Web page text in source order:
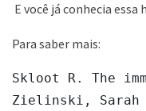
E você já conhecia essa
Para saber mais:
Skloot R. The
Zielinski, Sarah